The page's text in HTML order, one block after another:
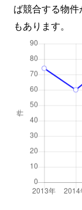
ば競合する物
もあります。